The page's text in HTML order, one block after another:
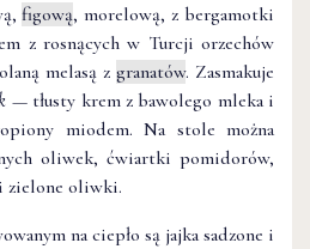
figową, morelową, z bergamotki
z rosnących w Turcji orzechów
melasą z granatów. Zasmakuje
— tłusty krem z bawolego mleka i
miodem. Na stole można
oliwek, ćwiartki pomidorów,
zielone oliwki.
na ciepło są jajka sadzone i